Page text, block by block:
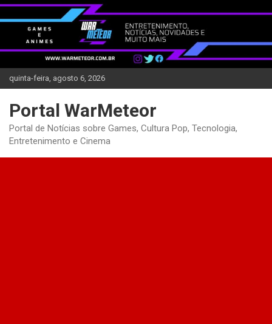
Skip
to
content
quinta-feira, agosto 6, 2026
Portal WarMeteor
Portal de Notícias sobre Games, Cultura Pop, Tecnologia,
Entretenimento e Cinema